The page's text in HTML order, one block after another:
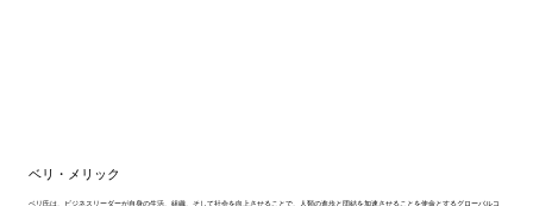
ベリ・メリック
ベリ氏は、ビジネスリーダーが自身の生活、組織、そして社会を向上させることで、人類の進歩と団結を加速させることを使命とするグローバルコ